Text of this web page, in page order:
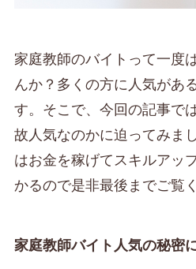
家庭教師のバイトって一度
んか？多くの方に人気があ
す。そこで、今回の記事で
故人気なのかに迫ってみま
はお金を稼げてスキルアッ
かるので是非最後までご覧
家庭教師バイト人気の秘密